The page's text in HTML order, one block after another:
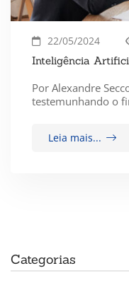
22/05/2024
Inteligência
Por Alexandre
testemunhando o
Leia mais...
Categorias